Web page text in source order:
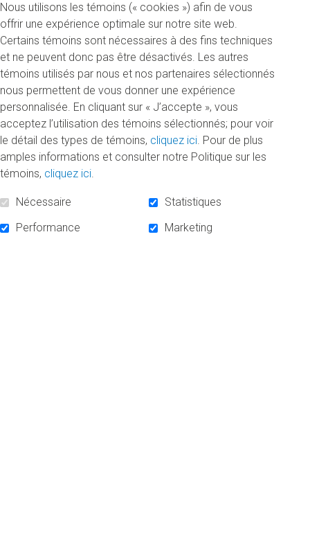
Bélanger, directeur général de la Fondation de l’UQAM, et
Normand Séguin pour lancer officiellement la période
d’inscription à la 12 e édition du défi
30 minutes à fond pour le Fonds, qui aura lieu les 3 et 4
novembre prochains dans les succursales Nautilus Plus à
travers le Québec. Lors du défi, 6000 participants seront
invités à récolter des dons et à brûler un maximum de
calories en 30 minutes, afin d’atteindre l’objectif financier de
225 000 $.
Partenaires pour la santé
Les recherches ont démontré que les habitudes de vie et
l’alimentation sont responsables de plus de 70 % des décès
par cancer chaque année. « C’est ce qui renforce notre
Nous utilisons les témoins (« cookies ») afin de vous
offrir une expérience optimale sur notre site web.
Certains témoins sont nécessaires à des fins techniques
et ne peuvent donc pas être désactivés. Les autres
témoins utilisés par nous et nos partenaires sélectionnés
nous permettent de vous donner une expérience
personnalisée. En cliquant sur « J’accepte », vous
acceptez l’utilisation des témoins sélectionnés; pour voir
le détail des types de témoins, cliquez ici. Pour de plus
amples informations et consulter notre Politique sur les
témoins, cliquez ici.
Nécessaire
Statistiques
Performance
Marketing